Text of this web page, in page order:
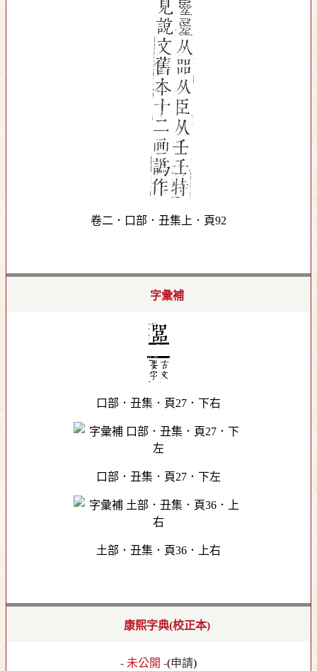
卷二．口部．丑集上．頁92
字彙補
口部．丑集．頁27．下右
口部．丑集．頁27．下左
土部．丑集．頁36．上右
康熙字典(校正本)
- 未公開 -(申請)